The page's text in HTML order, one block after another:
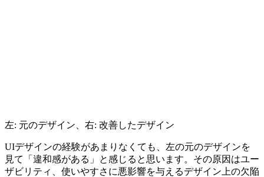
左: 元のデザイン、右: 改善したデザイン
UIデザインの経験があまりなくても、左の元のデザインを
見て「違和感がある」と感じると思います。その原因はユー
ザビリティ、使いやすさに悪影響を与えるデザイン上の欠陥